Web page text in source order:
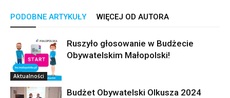
PODOBNE ARTYKUŁY WIĘCEJ OD AUTORA
Aktualności
Ruszyło głosowanie w Budżecie
Obywatelskim Małopolski!
Budżet Obywatelski Olkusza 2024